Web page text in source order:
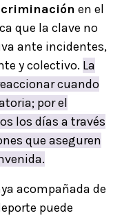
en el
que la clave no
ante incidentes,
y colectivo. La
cuando
por el
los días a través
que aseguren
acompañada de
puede